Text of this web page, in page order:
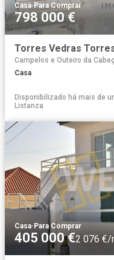
Casa·Para Comprar
798 000 €
Torres Vedras
Campelos e Outeiro da
Casa
Disponibilizado há mais de
Listanza
Casa· Para Comprar
405 000 €2 076 €/